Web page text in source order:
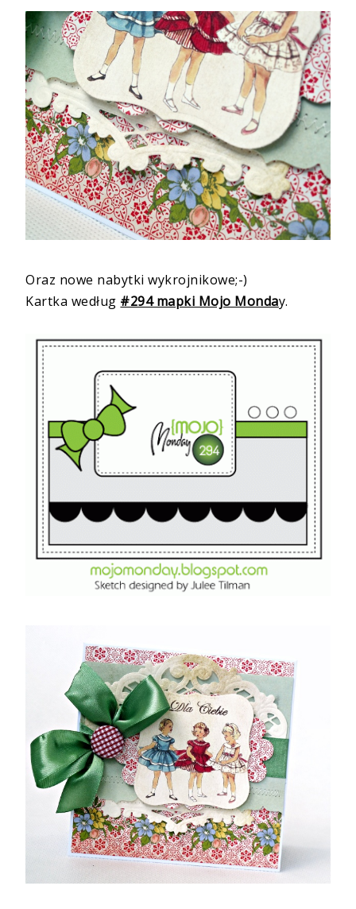
Oraz nowe nabytki wykrojnikowe;-)
Kartka według #294 mapki Mojo Monday.